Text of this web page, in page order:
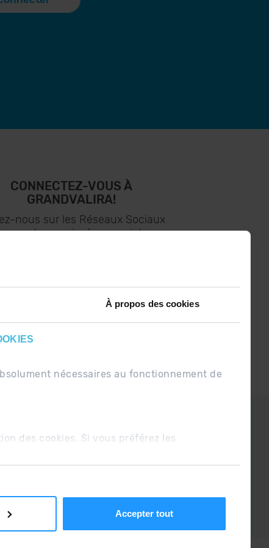
À propos des cookies
nécessaires au fonctionnement de
des cookies. Si vous préférez les
Accepter tout
CONNECTEZ-VOUS À
GRANDVALIRA!
nous sur les Réseaux Sociaux
le premier à recevoir les